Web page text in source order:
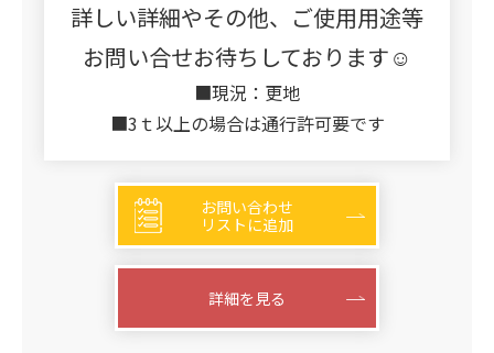
詳しい詳細やその他、ご使用用途等
お問い合せお待ちしております☺
■現況：更地
■3ｔ以上の場合は通行許可要です
お問い合わせ
リストに追加
詳細を見る